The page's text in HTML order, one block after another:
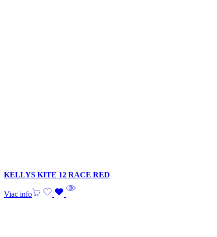
KELLYS KITE 12 RACE RED
Viac info